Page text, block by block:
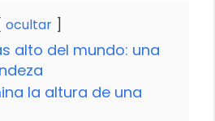
ocultar
alto del mundo: una
la altura de una